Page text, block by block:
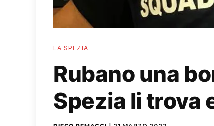
LA SPEZIA
Rubano una
Spezia li trova